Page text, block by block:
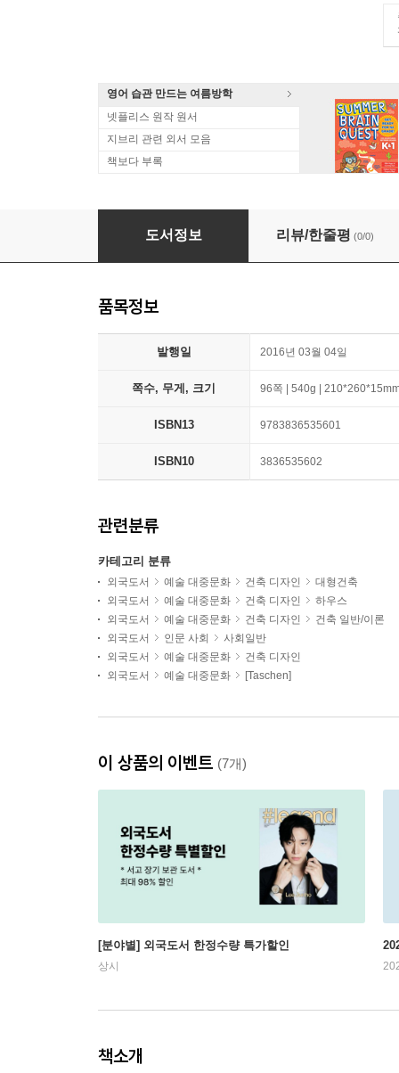
영어 습관 만드는 여름방학
넷플리스 원작 원서
지브리 관련 외서 모음
책보다 부록
Case Study Houses
도서정보 리뷰/한줄평 (0/0)
품목정보
발행일 2016년 03월 04일
쪽수, 무게, 크기 96쪽 | 540g |
ISBN13 9783836535601
ISBN10 3836535602
관련분류
카테고리 분류
외국도서 예술 대중문화 건축 디자인
대형건축
외국도서
예술 대중문화 건축 디자인
하우스
외국도서
예술 대중문화 건축 디자인
건축 일반/이론
외국도서
인문 사회
사회일반
외국도서
예술 대중문화
건축 디자인
외국도서
예술 대중문화 [Taschen]
이 상품의 이벤트 (7개)
[분야별] 외국도서 한정수량 특가할인
상시
책소개